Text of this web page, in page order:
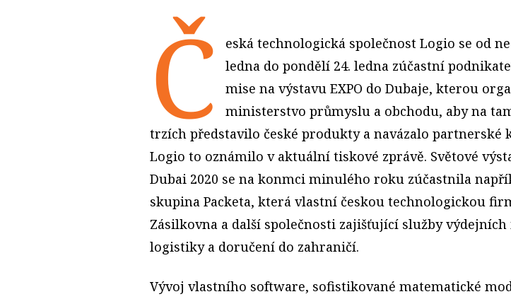
Č
eská technologická společnost Logio se od
ledna do pondělí 24. ledna zúčastní
mise na výstavu EXPO do Dubaje, kterou
ministerstvo průmyslu a obchodu, aby na
trzích představilo české produkty a navázalo partnerské
Logio to oznámilo v aktuální tiskové zprávě. Světové
Dubai 2020 se na konmci minulého roku zúčastnila
skupina Packeta, která vlastní českou technologickou
Zásilkovna a další společnosti zajišťující služby výdejních
logistiky a doručení do zahraničí.
Vývoj vlastního software, sofistikované matematické